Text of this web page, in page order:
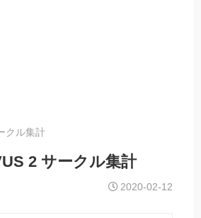
クル集計
2 サークル集計
2020-02-12